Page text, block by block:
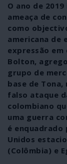
O ano de
ameaça de
como
americana de
expressão em
Bolton,
grupo de
base de Tona,
falso ataque
colombiano
uma guerra
é enquadrado
Unidos
(Colômbia) e